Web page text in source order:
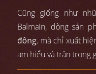
Cũng giống như
Balmain, dòng sản
đông, mà chỉ xuất
am hiểu và trân trọng